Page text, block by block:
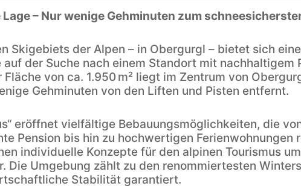
– Nur wenige Gehminuten zum
Skigebiets der Alpen – in Obergurgl – bietet sich
der Suche nach einem Standort mit nachhaltigem
von ca. 1.950 m² liegt im Zentrum von
Gehminuten von den Liften und Pisten entfernt.
eröffnet vielfältige Bebauungsmöglichkeiten, die
Pension bis hin zu hochwertigen Ferienwohnungen
individuelle Konzepte für den alpinen Tourismus
Die Umgebung zählt zu den renommiertesten
Stabilität garantiert.